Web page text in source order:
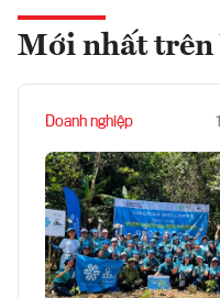
Mới nhất trên
Doanh nghiệp